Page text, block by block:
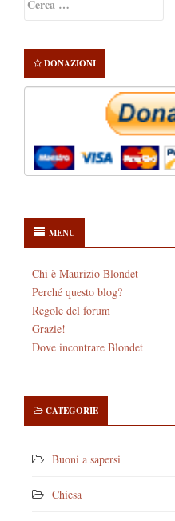
Sidebar
per:
DONAZIONI
MENU
Chi è Maurizio Blondet
Perché questo blog?
Regole del forum
Grazie!
Dove incontrare Blondet
CATEGORIE
Buoni a sapersi
Chiesa